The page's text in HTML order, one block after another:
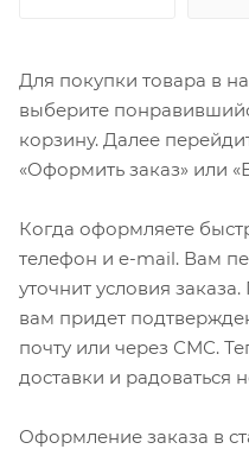
Для покупки товара в
выберите
корзину. Далее
«Оформить заказ» или
Когда оформляете
телефон и e-mail. Вам
уточнит условия
вам придет
почту или через СМС.
доставки и радоваться
Оформление заказа в